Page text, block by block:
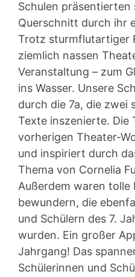
Schulen
Querschnitt durch ihr
Trotz sturmflutartiger
ziemlich nassen
Veranstaltung – zum
ins Wasser. Unsere
durch die 7a, die zwei
Texte inszenierte. Die
vorherigen Theater-
und inspiriert durch
Thema von Cornelia
Außerdem waren tolle
bewundern, die
und Schülern des 7.
wurden. Ein großer
Jahrgang! Das
Schülerinnen und